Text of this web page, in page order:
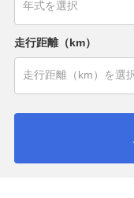
走行距離（km）